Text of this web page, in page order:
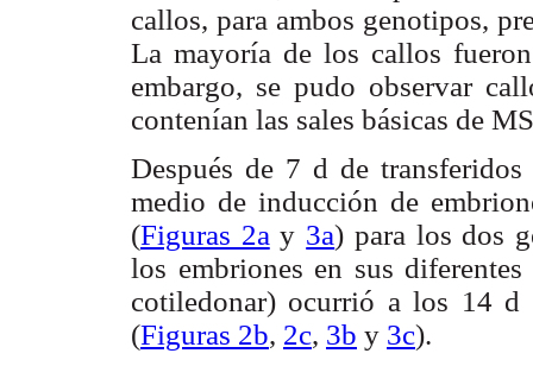
callos, para ambos genotipos,
La mayoría de los callos
embargo, se pudo observar
contenían las sales básicas de
Después de 7 d de
medio de inducción de
(Figuras 2a y 3a) para los dos
los embriones en sus
cotiledonar) ocurrió a los 14 d
(Figuras 2b, 2c, 3b y 3c).